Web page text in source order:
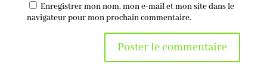
Enregistrer mon nom, mon e-mail et mon site dans le
navigateur pour mon prochain commentaire.